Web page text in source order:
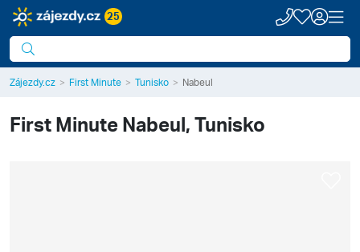
25
Zájezdy.cz First Minute Tunisko Nabeul
First MinuteNabeul, Tunisko